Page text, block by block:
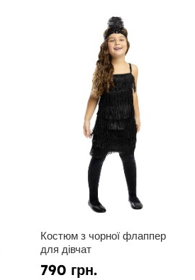
Костюм з чорної флаппер
для дівчат
790 грн.